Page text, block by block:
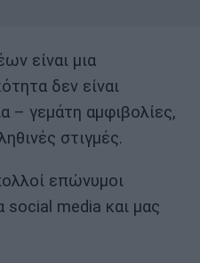
είναι μια
δεν είναι
– γεμάτη αμφιβολίες,
στιγμές.
επώνυμοι
social media και μας